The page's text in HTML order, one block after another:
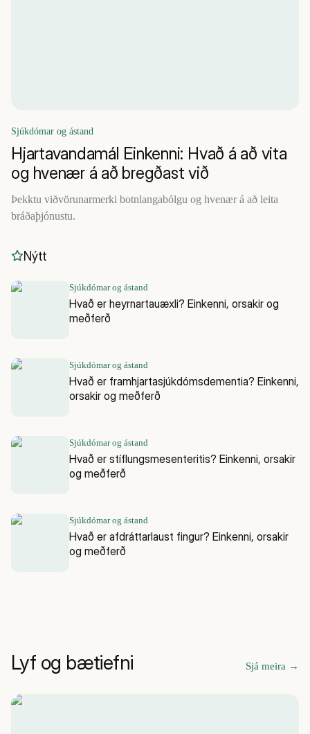
Sjúkdómar og ástand
Hjartavandamál Einkenni: Hvað á að vita
og hvenær á að bregðast við
Þekktu viðvörunarmerki botnlangabólgu og hvenær á að leita
bráðaþjónustu.
Nýtt
Sjúkdómar og ástand
Hvað er heyrnartauæxli? Einkenni, orsakir og
meðferð
Sjúkdómar og ástand
Hvað er framhjartasjúkdómsdementia? Einkenni,
orsakir og meðferð
Sjúkdómar og ástand
Hvað er stíflungsmesenteritis? Einkenni, orsakir
og meðferð
Sjúkdómar og ástand
Hvað er afdráttarlaust fingur? Einkenni, orsakir
og meðferð
Lyf og bætiefni Sjá meira →